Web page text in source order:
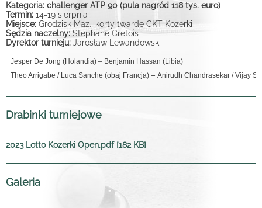
Kategoria: challenger ATP 90 (pula nagród 118 tys. euro)
Termin: 14-19 sierpnia
Miejsce: Grodzisk Maz., korty twarde CKT Kozerki
Sędzia naczelny:Stephane Cretois
Dyrektor turnieju: Jarosław Lewandowski
Jesper De Jong (Holandia) – Benjamin Hassan (Libia)
Theo Arrigabe / Luca Sanche (obaj Francja) – Anirudh Chandrasekar / Vijay
Drabinki turniejowe
2023 Lotto Kozerki Open.pdf [182 KB]
Galeria